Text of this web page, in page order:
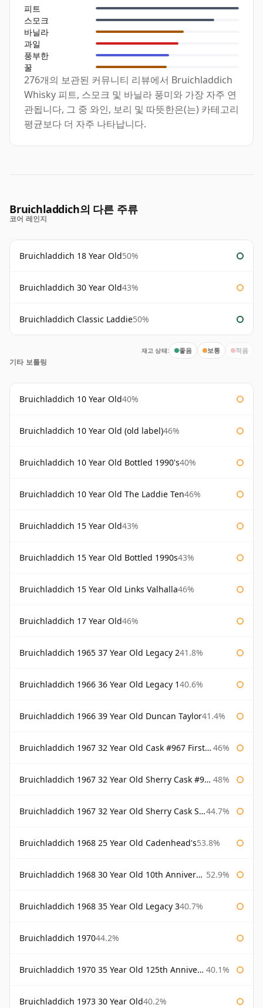
피트
스모크
바닐라
과일
풍부한
꿀
276개의 보관된 커뮤니티 리뷰에서 Bruichladdich
Whisky 피트, 스모크 및 바닐라 풍미와 가장 자주 연
관됩니다, 그 중 와인, 보리 및 따뜻한은(는) 카테고리
평균보다 더 자주 나타납니다.
Bruichladdich의 다른 주류
코어 레인지
Bruichladdich 18 Year Old50%
Bruichladdich 30 Year Old43%
Bruichladdich Classic Laddie50%
재고 상태: 좋음 보통 적음
기타 보틀링
Bruichladdich 10 Year Old40%
Bruichladdich 10 Year Old (old label)46%
Bruichladdich 10 Year Old Bottled 1990's40%
Bruichladdich 10 Year Old The Laddie Ten46%
Bruichladdich 15 Year Old43%
Bruichladdich 15 Year Old Bottled 1990s43%
Bruichladdich 15 Year Old Links Valhalla46%
Bruichladdich 17 Year Old46%
Bruichladdich 1965 37 Year Old Legacy 241.8%
Bruichladdich 1966 36 Year Old Legacy 140.6%
Bruichladdich 1966 39 Year Old Duncan Taylor41.4%
Bruichladdich 1967 32 Year Old Cask #967 First Cask 46%
Bruichladdich 1967 32 Year Old Sherry Cask #968 Signatory Wooden Box 48%
Bruichladdich 1967 32 Year Old Sherry Cask Signatory 44.7%
Bruichladdich 1968 25 Year Old Cadenhead's53.8%
Bruichladdich 1968 30 Year Old 10th Anniversary Signatory 52.9%
Bruichladdich 1968 35 Year Old Legacy 340.7%
Bruichladdich 197044.2%
Bruichladdich 1970 35 Year Old 125th Anniversary 40.1%
Bruichladdich 1973 30 Year Old40.2%